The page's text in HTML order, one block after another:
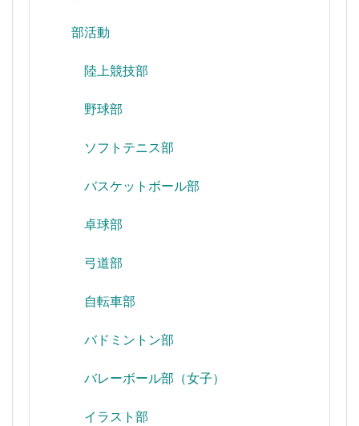
部活動
陸上競技部
野球部
ソフトテニス部
バスケットボール部
卓球部
弓道部
自転車部
バドミントン部
バレーボール部（女子）
イラスト部